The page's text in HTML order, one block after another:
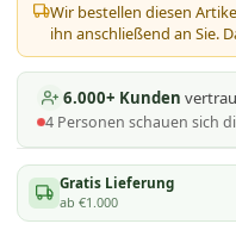
Wir bestellen diesen
ihn anschließend an Sie.
6.000+ Kunden
4 Personen schauen sich
Gratis Lieferung
ab €1.000